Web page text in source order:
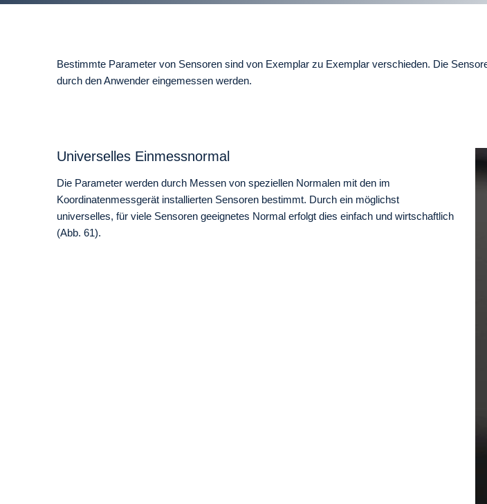
Bestimmte Parameter von Sensoren sind von Exemplar zu Exemplar verschieden. Die
durch den Anwender eingemessen werden.
Universelles Einmessnormal
Die Parameter werden durch Messen von speziellen Normalen mit den im
Koordinatenmessgerät installierten Sensoren bestimmt. Durch ein möglichst
universelles, für viele Sensoren geeignetes Normal erfolgt dies einfach und wirtschaftlich
(Abb. 61).